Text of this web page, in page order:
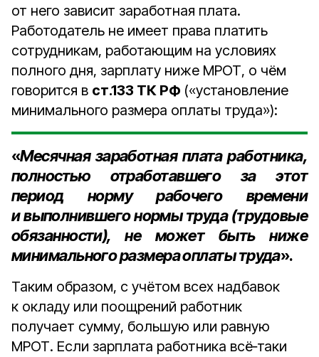
от него зависит заработная плата.
Работодатель не имеет права платить
сотрудникам, работающим на условиях
полного дня, зарплату ниже МРОТ, о чём
говорится в ст.133 ТК РФ («установление
минимального размера оплаты труда»):
«Месячная заработная плата работника,
полностью отработавшего за этот
период норму рабочего времени
и выполнившего нормы труда (трудовые
обязанности), не может быть ниже
минимального размера оплаты труда».
Таким образом, с учётом всех надбавок
к окладу или поощрений работник
получает сумму, большую или равную
МРОТ. Если зарплата работника всё‑таки